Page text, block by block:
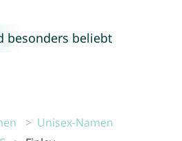
besonders beliebt
Unisex-Namen